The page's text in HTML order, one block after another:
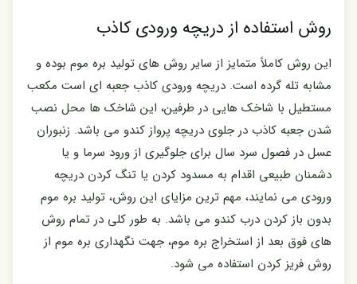
روش استفاده از دریچه ورودی کاذب
این روش کاملاً متمایز از سایر روش های تولید بره موم بوده و
مشابه تله گرده است. دریچه ورودی کاذب جعبه ای است مکعب
مستطیل با شاخک هایی در طرفین، این شاخک ها محل نصب
شدن جعبه کاذب در جلوی دریچه پرواز کندو می باشد. زنبوران
عسل در فصول سرد سال برای جلوگیری از ورود سرما و یا
دشمنان طبیعی اقدام به مسدود کردن یا تنگ کردن دریچه
ورودی می نمایند، مهم ترین مزایای این روش، تولید بره موم
بدون باز کردن درب کندو می باشد. به طور کلی در تمام روش
های فوق بعد از استخراج بره موم، جهت نگهداری بره موم از
روش فریز کردن استفاده می شود.